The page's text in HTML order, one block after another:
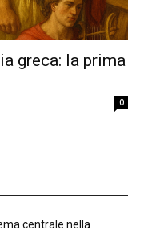
greca: la prima
0
centrale nella